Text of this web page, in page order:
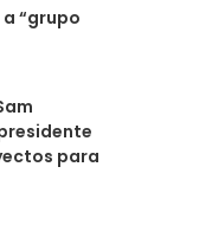
“grupo
para